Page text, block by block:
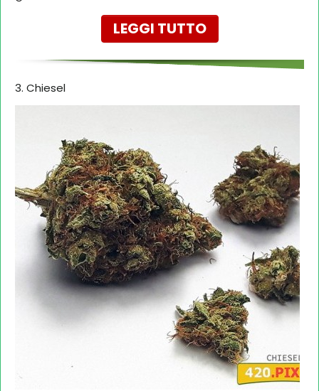
LEGGI TUTTO
3. Chiesel